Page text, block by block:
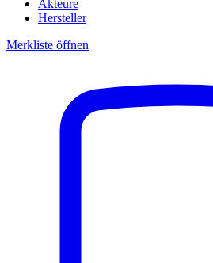
Akteure
Hersteller
Merkliste öffnen